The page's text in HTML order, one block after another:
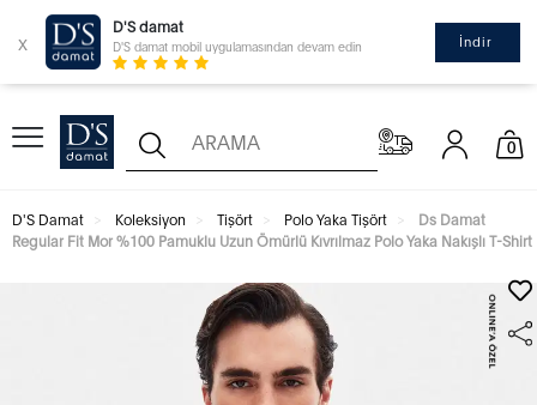
x
D'S damat
D'S damat mobil uygulamasından devam edin İndir
0
D'S Damat Koleksiyon Tişört Polo Yaka Tişört
Ds Damat
Regular Fit Mor %100 Pamuklu Uzun Ömürlü Kıvrılmaz Polo Yaka Nakışlı T-Shirt